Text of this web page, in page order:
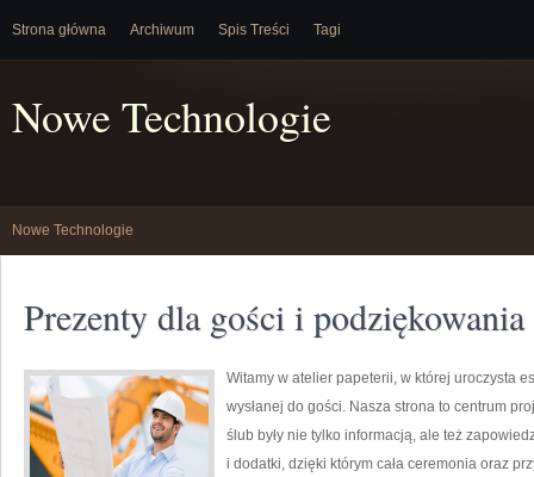
Strona główna Archiwum Spis Treści Tagi
Nowe Technologie
Nowe Technologie
Prezenty dla gości i podziękowania
Witamy w atelier papeterii, w której uroczysta
wysłanej do gości. Nasza strona to centrum
ślub były nie tylko informacją, ale też
i dodatki, dzięki którym cała ceremonia oraz